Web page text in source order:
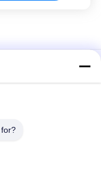
Entsalzung
Industrie
mit